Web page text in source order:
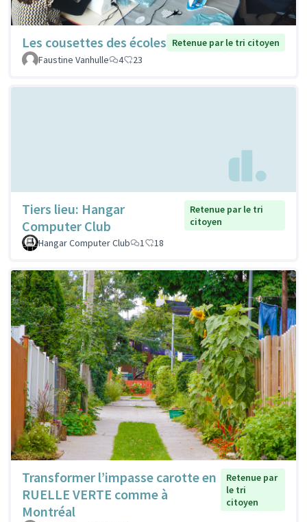
Les cousettes des écoles Retenue par le tri citoyen
Faustine Vanhulle
4 23
Tiers lieu: Hangar
Computer Club
Retenue par le tri
citoyen
Hangar Computer Club
1 18
Transformer l’impasse carotte en
RUELLE VERTE comme à
Montréal
Retenue par
le tri
citoyen